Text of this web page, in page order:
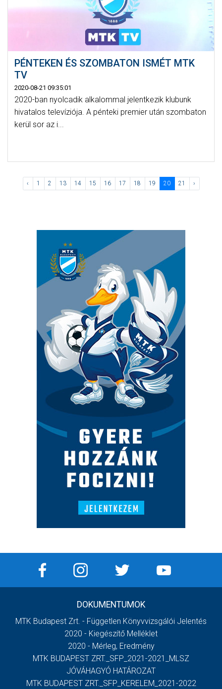
PÉNTEKEN ÉS SZOMBATON ISMÉT MTK
TV
2020-08-21 09:35:01
2020-ban nyolcadik alkalommal jelentkezik klubunk
hivatalos televíziója. A pénteki premier után szombaton
kerül sor az i...
‹ 1 2 13 14 15 16 17 18 19 20 21 ›
DOKUMENTUMOK
MTK Budapest Zrt. - Független Könyvvizsgálói Jelentés
2020 - Kiegészítő Melléklet
2020 - Mérleg, Eredmény
MTK BUDAPEST ZRT._SFP_2021-2021_MLSZ
JÓVÁHAGYÓ HATÁROZAT
MTK BUDAPEST ZRT._SFP_KERELEM_2021-2022